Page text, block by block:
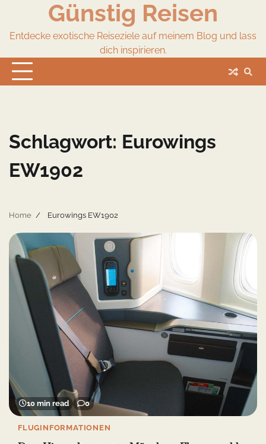
content
Günstig Reisen
Entdecke exotische Reiseziele auf meinem Blog und lass
dich inspirieren.
Schlagwort: Eurowings
EW1902
Home Eurowings EW1902
10 min read 0
FLUGINFORMATIONEN